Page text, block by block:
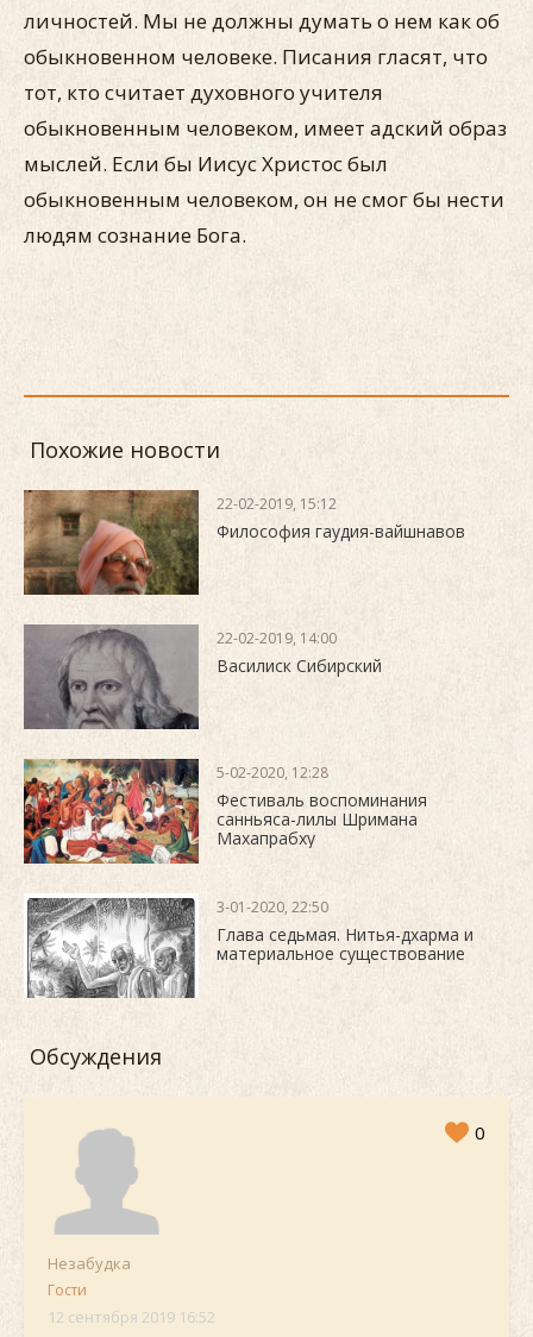
личностей. Мы не должны думать о нем как об
обыкновенном человеке. Писания гласят, что
тот, кто считает духовного учителя
обыкновенным человеком, имеет адский образ
мыслей. Если бы Иисус Христос был
обыкновенным человеком, он не смог бы нести
людям сознание Бога.
Похожие новости
22-02-2019, 15:12
Философия гаудия-вайшнавов
22-02-2019, 14:00
Василиск Сибирский
5-02-2020, 12:28
Фестиваль воспоминания
санньяса-лилы Шримана
Махапрабху
3-01-2020, 22:50
Глава седьмая. Нитья-дхарма и
материальное существование
Обсуждения
Незабудка
Гости
12 сентября 2019 16:52
0